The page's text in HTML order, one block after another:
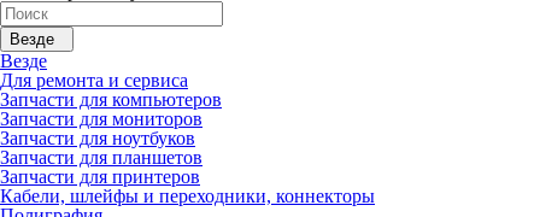
Везде
Везде
Для ремонта и сервиса
Запчасти для компьютеров
Запчасти для мониторов
Запчасти для ноутбуков
Запчасти для планшетов
Запчасти для принтеров
Кабели, шлейфы и переходники, коннекторы